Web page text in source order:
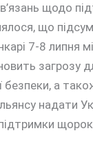
щодо
що
7-8 липня
загрозу
безпеки, а
надати
підтримки